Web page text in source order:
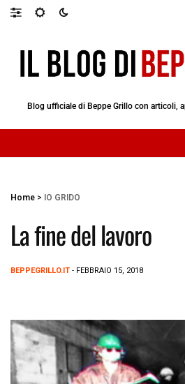
Blog ufficiale di Beppe Grillo con articoli,
Home > IO GRIDO
La fine del lavoro
BEPPEGRILLO.IT - FEBBRAIO 15, 2018